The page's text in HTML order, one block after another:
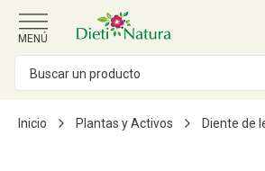
Ir al contenido
MENÚ
Inicio Plantas y Activos Diente de